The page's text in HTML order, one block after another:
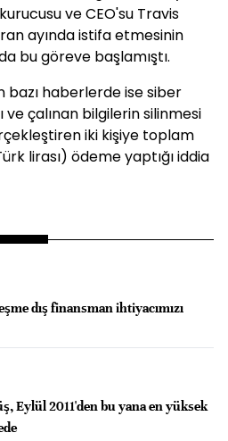
ve CEO'su Travis
ayında istifa etmesinin
bu göreve başlamıştı.
bazı haberlerde ise siber
ve çalınan bilgilerin silinmesi
iki kişiye toplam
lirası) ödeme yaptığı iddia
dış finansman ihtiyacımızı
Eylül 2011'den bu yana en yüksek